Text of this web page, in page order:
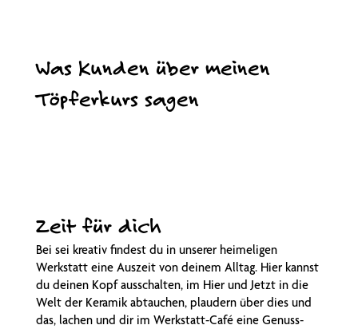
Was Kunden über meinen
Töpferkurs sagen
Zeit für dich
Bei sei kreativ findest du in unserer heimeligen
Werkstatt eine Auszeit von deinem Alltag. Hier kannst
du deinen Kopf ausschalten, im Hier und Jetzt in die
Welt der Keramik abtauchen, plaudern über dies und
das, lachen und dir im Werkstatt-Café eine Genuss-